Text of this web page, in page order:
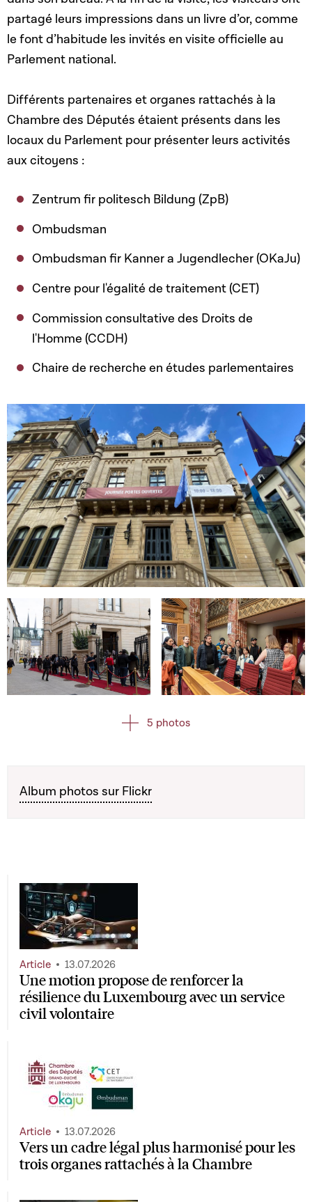
partagé leurs impressions dans un livre d’or, comme
le font d’habitude les invités en visite officielle au
Parlement national.
Différents partenaires et organes rattachés à la
Chambre des Députés étaient présents dans les
locaux du Parlement pour présenter leurs activités
aux citoyens :
Zentrum fir politesch Bildung (ZpB)
Ombudsman
Ombudsman fir Kanner a Jugendlecher (OKaJu)
Centre pour l'égalité de traitement (CET)
Commission consultative des Droits de
l'Homme (CCDH)
Chaire de recherche en études parlementaires
Open image in gallery
Open image in gallery Open image in gallery
5 photos
Album photos sur Flickr
Une motion propose de renforcer la
résilience du Luxembourg avec un service
civil volontaire
Article 13.07.2026
Vers un cadre légal plus harmonisé pour les
trois organes rattachés à la Chambre
Article 13.07.2026